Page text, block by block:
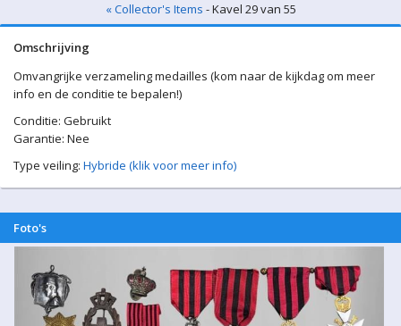
« Collector's Items - Kavel 29 van 55
Omschrijving
Omvangrijke verzameling medailles (kom naar de kijkdag om meer
info en de conditie te bepalen!)
Conditie: Gebruikt
Garantie: Nee
Type veiling: Hybride (klik voor meer info)
Foto's